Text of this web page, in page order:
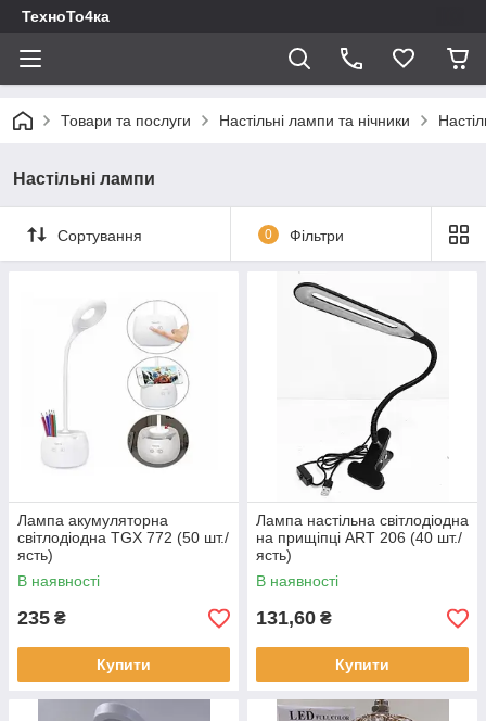
ТехноТо4ка
Товари та послуги Настільні лампи та нічники
Настільні лампи
Сортування 0 Фільтри
Лампа акумуляторна
світлодіодна TGX 772 (50 шт./
ясть)
В наявності
235 ₴
Купити
Лампа настільна світлодіодна
на прищіпці ART 206 (40 шт./
ясть)
В наявності
131,60 ₴
Купити